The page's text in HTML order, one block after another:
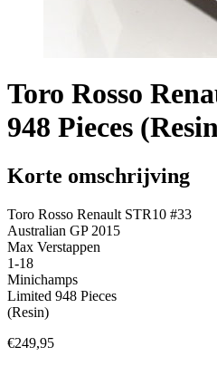
Toro Rosso
948 Pieces
Korte omschrijving
Toro Rosso Renault STR10 #33
Australian GP 2015
Max Verstappen
1-18
Minichamps
Limited 948 Pieces
(Resin)
€249,95